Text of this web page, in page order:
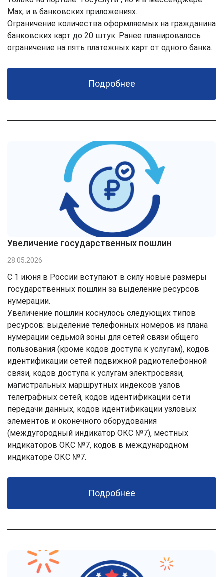
Max, и в банковских приложениях.
Ограничение количества оформляемых на гражданина
банковских карт до 20 штук. Ранее планировалось
ограничение на пять платежных карт от одного банка.
Подробнее
Увеличение государственных пошлин
28.05.2026
С 1 июня в России вступают в силу новые размеры
государственных пошлин за выделение ресурсов
нумерации.
Увеличение пошлин коснулось следующих типов
ресурсов: выделение телефонных номеров из плана
нумерации седьмой зоны для сетей связи общего
пользования (кроме кодов доступа к услугам), кодов
идентификации сетей подвижной радиотелефонной
связи, кодов доступа к услугам электросвязи,
магистральных маршрутных индексов узлов
телеграфных сетей, кодов идентификации сети
передачи данных, кодов идентификации узловых
элементов и оконечного оборудования
(междугородный индикатор ОКС №7), местных
индикаторов ОКС №7, кодов в международном
индикаторе ОКС №7.
Подробнее